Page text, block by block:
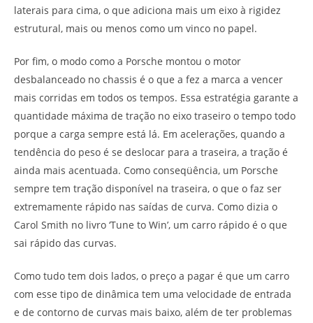
laterais para cima, o que adiciona mais um eixo à rigidez
estrutural, mais ou menos como um vinco no papel.
Por fim, o modo como a Porsche montou o motor
desbalanceado no chassis é o que a fez a marca a vencer
mais corridas em todos os tempos. Essa estratégia garante a
quantidade máxima de tração no eixo traseiro o tempo todo
porque a carga sempre está lá. Em acelerações, quando a
tendência do peso é se deslocar para a traseira, a tração é
ainda mais acentuada. Como conseqüência, um Porsche
sempre tem tração disponível na traseira, o que o faz ser
extremamente rápido nas saídas de curva. Como dizia o
Carol Smith no livro ‘Tune to Win’, um carro rápido é o que
sai rápido das curvas.
Como tudo tem dois lados, o preço a pagar é que um carro
com esse tipo de dinâmica tem uma velocidade de entrada
e de contorno de curvas mais baixo, além de ter problemas